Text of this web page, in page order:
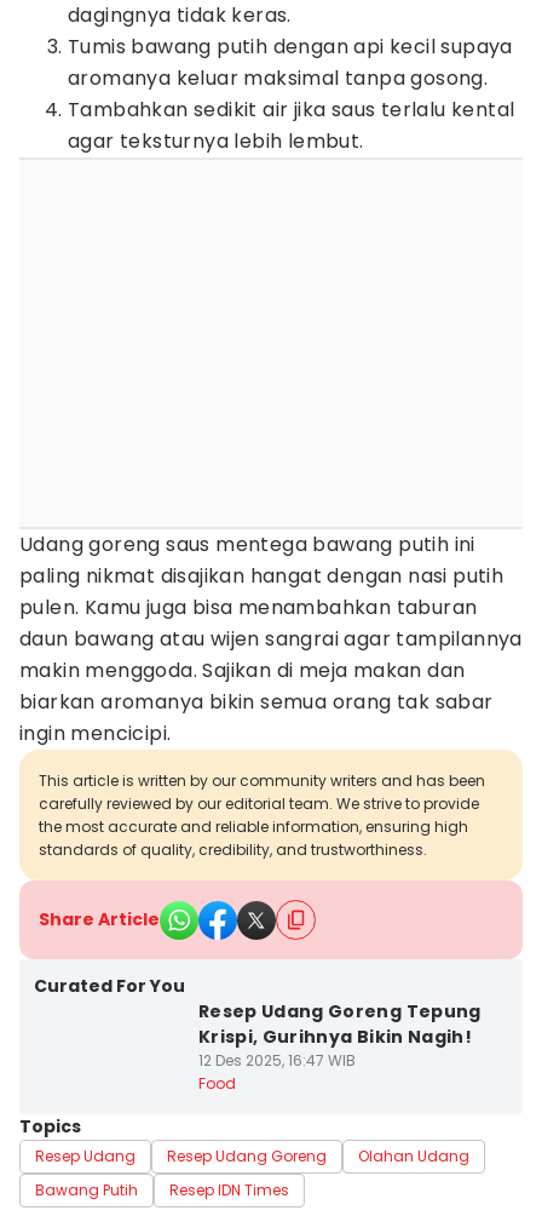
dagingnya tidak keras.
Tumis bawang putih dengan api kecil supaya
aromanya keluar maksimal tanpa gosong.
Tambahkan sedikit air jika saus terlalu kental
agar teksturnya lebih lembut.
Udang goreng saus mentega bawang putih ini
paling nikmat disajikan hangat dengan nasi putih
pulen. Kamu juga bisa menambahkan taburan
daun bawang atau wijen sangrai agar tampilannya
makin menggoda. Sajikan di meja makan dan
biarkan aromanya bikin semua orang tak sabar
ingin mencicipi.
This article is written by our community writers and has been
carefully reviewed by our editorial team. We strive to provide
the most accurate and reliable information, ensuring high
standards of quality, credibility, and trustworthiness.
Share Article
Curated For You
Resep Udang Goreng Tepung
Krispi, Gurihnya Bikin Nagih!
12 Des 2025, 16:47 WIB
Food
Topics
Resep Udang Resep Udang Goreng
Olahan Udang
Bawang Putih
Resep IDN Times